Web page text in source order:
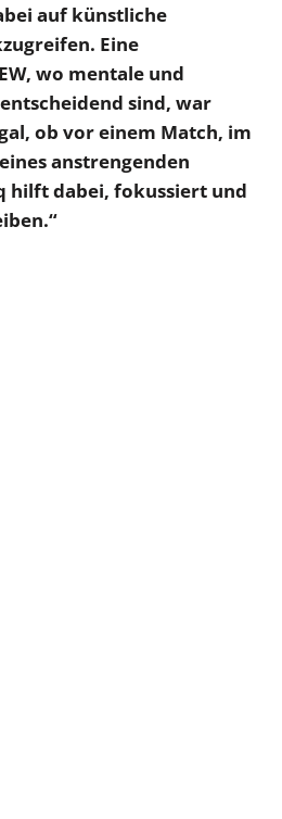
auf künstliche
Eine
wo mentale und
sind, war
ob vor einem Match, im
anstrengenden
hilft dabei, fokussiert und